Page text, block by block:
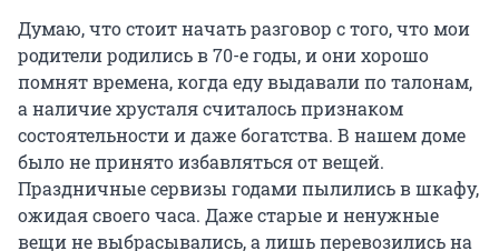
Думаю, что стоит начать разговор с того, что мои
родители родились в 70-е годы, и они хорошо
помнят времена, когда еду выдавали по талонам,
а наличие хрусталя считалось признаком
состоятельности и даже богатства. В нашем доме
было не принято избавляться от вещей.
Праздничные сервизы годами пылились в шкафу,
ожидая своего часа. Даже старые и ненужные
вещи не выбрасывались, а лишь перевозились на